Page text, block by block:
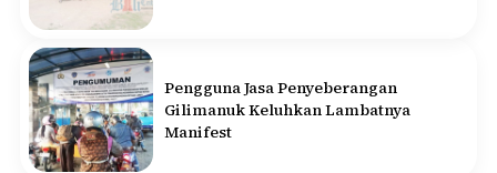
Pengguna Jasa Penyeberangan
Gilimanuk Keluhkan Lambatnya
Manifest